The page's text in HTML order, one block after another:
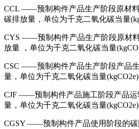
CCL ——预制构件产品生产阶段原材
碳排放量，单位为千克二氧化碳当量
CYS ——预制构件产品生产阶段原材
放量 ，单位为千克二氧化碳当量
CSC ——预制构件产品生产阶段产品
量，单位为千克二氧化碳当量
CJF ——预制构件产品施工阶段产品运
量，单位为千克二氧化碳当量
CGSY ——预制构件产品使用阶段的碳